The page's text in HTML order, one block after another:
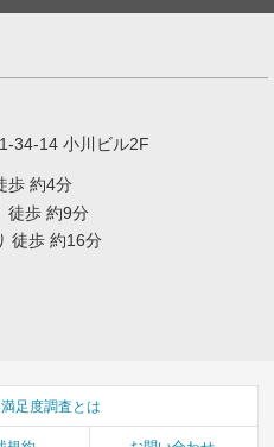
34-14 小川ビル2F
歩 約4分
徒歩 約9分
徒歩 約16分
足度調査とは